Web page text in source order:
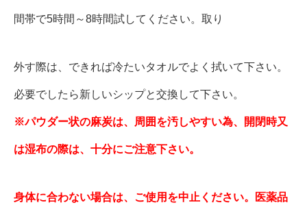
間帯で5時間～8時間試してください。取り
外す際は、できれば冷たいタオルでよく拭いて下さい。
必要でしたら新しいシップと交換して下さい。
※パウダー状の麻炭は、周囲を汚しやすい為、開閉時又
は湿布の際は、十分にご注意下さい。
身体に合わない場合は、ご使用を中止ください。医薬品